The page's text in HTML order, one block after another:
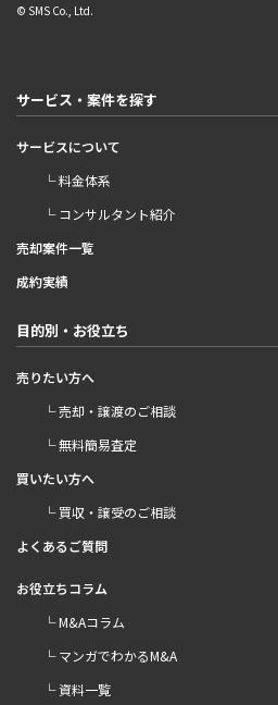
© SMS Co., Ltd.
サービス・案件を探す
サービスについて
└ 料金体系
└ コンサルタント紹介
売却案件一覧
成約実績
目的別・お役立ち
売りたい方へ
└ 売却・譲渡のご相談
└ 無料簡易査定
買いたい方へ
└ 買収・譲受のご相談
よくあるご質問
お役立ちコラム
└ M&Aコラム
└ マンガでわかるM&A
└ 資料一覧